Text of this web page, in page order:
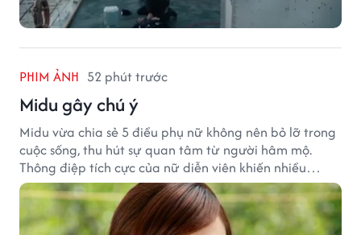
PHIM ẢNH 52 phút trước
Midu gây chú ý
Midu vừa chia sẻ 5 điều phụ nữ không nên bỏ lỡ trong
cuộc sống, thu hút sự quan tâm từ người hâm mộ.
Thông điệp tích cực của nữ diễn viên khiến nhiều
người đồng cảm khi nhìn lại hành trình sự nghiệp và
hạnh phúc hiện tại của cô.